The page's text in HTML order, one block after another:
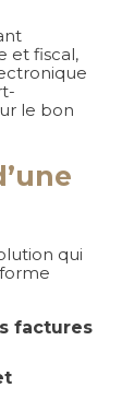
et fiscal,
le bon
qui
factures